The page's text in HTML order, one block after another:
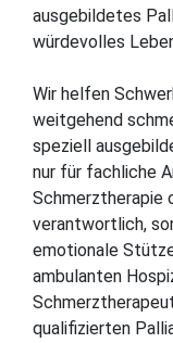
ausgebildetes
würdevolles
Wir helfen
weitgehend
speziell
nur für fachliche
Schmerztherapie
verantwortlich,
emotionale
ambulanten
qualifizierten